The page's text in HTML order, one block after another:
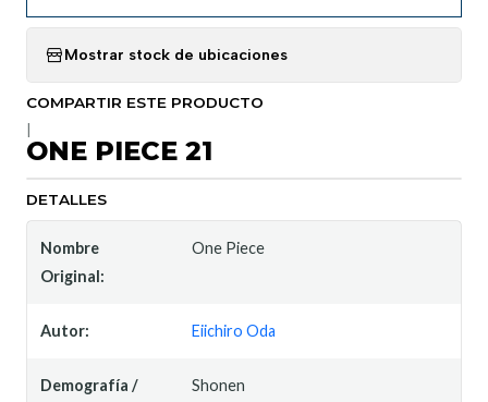
Mostrar stock de ubicaciones
COMPARTIR ESTE PRODUCTO
ONE PIECE 21
DETALLES
Nombre
Original:
One Piece
Autor: Eiichiro Oda
Demografía /
Shonen